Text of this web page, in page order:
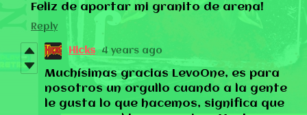
Feliz de aportar mi granito de arena!
Reply
Hicks 4 years ago
Muchísimas gracias LevoOne, es para
nosotros un orgullo cuando a la gente
le gusta lo que hacemos, significa que